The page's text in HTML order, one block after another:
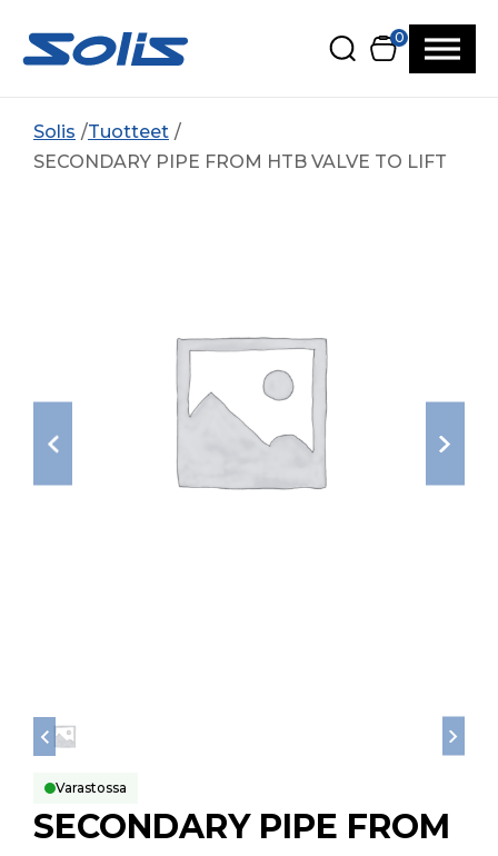
0
Solis
Tuotteet
SECONDARY PIPE FROM HTB VALVE TO LIFT
Varastossa
SECONDARY PIPE FROM